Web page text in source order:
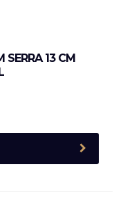
SERRA 13 CM